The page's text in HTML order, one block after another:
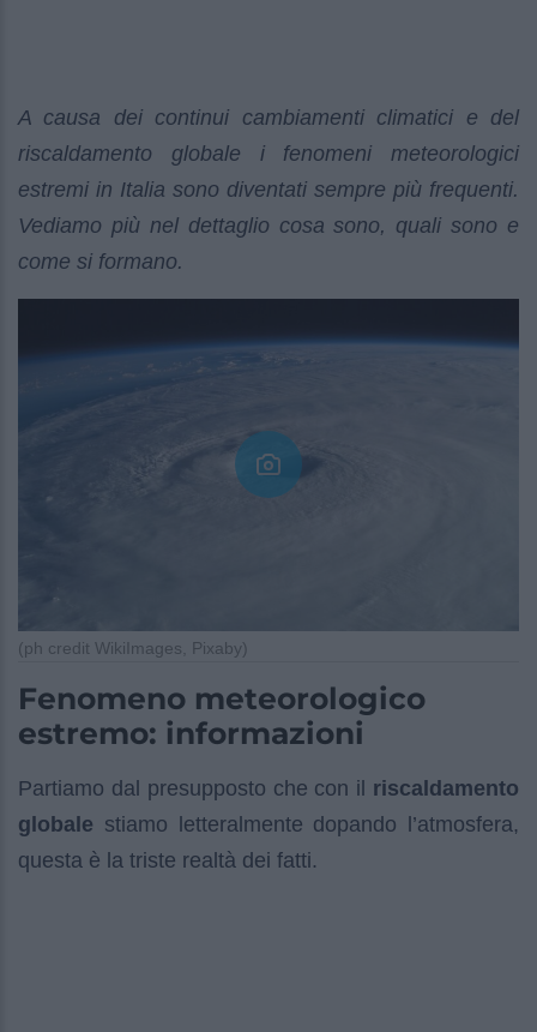
A causa dei continui cambiamenti climatici e del
riscaldamento globale i fenomeni meteorologici
estremi in Italia sono diventati sempre più frequenti.
Vediamo più nel dettaglio cosa sono, quali sono e
come si formano.
(ph credit WikiImages, Pixaby)
Fenomeno meteorologico
estremo: informazioni
Partiamo dal presupposto che con il riscaldamento
globale stiamo letteralmente dopando l’atmosfera,
questa è la triste realtà dei fatti.